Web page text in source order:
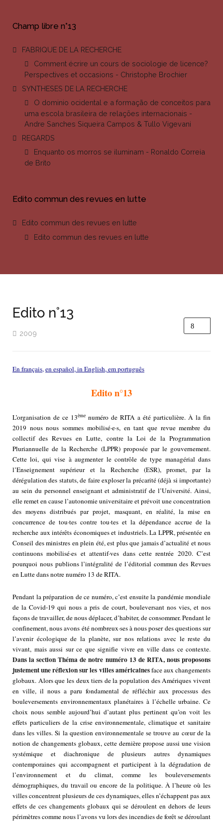
Champ libre n°13
FABRIQUE DE LA RECHERCHE
Comment écrire un cours de sociologie de licence?
Perspectives et occasions - Christophe Brochier
SYNTHESES DE LA RECHERCHE
O dominio ocidental e a formação de conceitos para
uma escola brasileira de relações internacionais -
Andre Sanches Siqueira Campos & Tullo Vigevani
REGARDS
Enquanto os morros se iluminam - Ronaldo Correia
de Brito
Edito commun des revues en lutte
Edito commun des revues en lutte
Edito commun des revues en lutte
Edito n°13
2009
En français,en español,in English,em português
Edito n°13
L’organisation de ce 13ème numéro de RITA a été particulière. À la fin
2019 nous nous sommes mobilisé·e·s, en tant que revue membre du
collectif des Revues en Lutte, contre la Loi de la Programmation
Pluriannuelle de la Recherche (LPPR) proposée par le gouvernement.
Cette loi, qui vise à augmenter le contrôle de type managérial dans
l’Enseignement supérieur et la Recherche (ESR), promet, par la
dérégulation des statuts, de faire exploser la précarité (déjà si importante)
au sein du personnel enseignant et administratif de l’Université. Ainsi,
elle remet en cause l’autonomie universitaire et prévoit une concentration
des moyens distribués par projet, masquant, en réalité, la mise en
concurrence de tou·tes contre tou·tes et la dépendance accrue de la
recherche aux intérêts économiques et industriels. La LPPR, présentée en
Conseil des ministres en plein été, est plus que jamais d’actualité et nous
continuons mobilisé·es et attentif·ves dans cette rentrée 2020. C’est
pourquoi nous publions l’intégralité de l’éditorial commun des Revues
en Lutte dans notre numéro 13 de RITA.
Pendant la préparation de ce numéro, c’est ensuite la pandémie mondiale
de la Covid-19 qui nous a pris de court, bouleversant nos vies, et nos
façons de travailler, de nous déplacer, d’habiter, de consommer. Pendant le
confinement, nous avons été nombreux·ses à nous poser des questions sur
l’avenir écologique de la planète, sur nos relations avec le reste du
vivant, mais aussi sur ce que signifie vivre en ville dans ce contexte.
Dans la section Théma de notre numéro 13 de RITA, nous proposons
justement une réflexion sur les villes américainesface aux changements
globaux. Alors que les deux tiers de la population des Amériques vivent
en ville, il nous a paru fondamental de réfléchir aux processus des
bouleversements environnementaux planétaires à l’échelle urbaine. Ce
choix nous semble aujourd’hui d’autant plus pertinent qu’on voit les
effets particuliers de la crise environnementale, climatique et sanitaire
dans les villes. Si la question environnementale se trouve au cœur de la
notion de changements globaux, cette dernière propose aussi une vision
systémique et diachronique de plusieurs autres dynamiques
contemporaines qui accompagnent et participent à la dégradation de
l’environnement et du climat, comme les bouleversements
démographiques, du travail ou encore de la politique. À l’heure où les
villes concentrent plusieurs de ces dynamiques, elles n’échappent pas aux
effets de ces changements globaux qui se déroulent en dehors de leurs
périmètres comme nous l’avons vu lors des incendies de forêt se déroulant